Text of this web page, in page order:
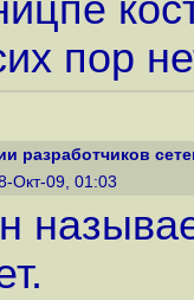
пор
разработчиков
Окт-09, 01:03